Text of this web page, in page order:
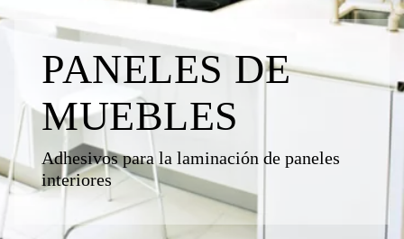
PANELES DE
MUEBLES
Adhesivos para la laminación de paneles
interiores